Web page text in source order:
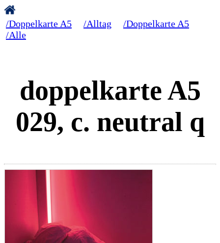
/Doppelkarte A5 /Alltag
/Doppelkarte A5
/Alle
doppelkarte A5
029, c. neutral q